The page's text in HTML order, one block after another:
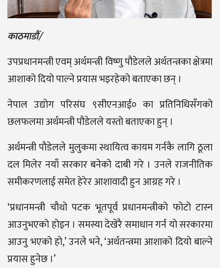
काठमाडौँ/
उपप्रधानमन्त्री एवम् अर्थमन्त्री विष्णु पौडेलले अर्थतन्त्रका क्षेत्रमा
आशाको दियो पाल्ने प्रयास भइरहेको बताएका छन् ।
नेपाल उद्योग परिसंघ ९सीएनआई० का प्रतिनिधिसँगको
छलफलमा अर्थमन्त्री पौडेलले यस्तो बताएका हुन् ।
अर्थमन्त्री पौडेलले मुलुकमा स्थायित्व कायम गर्नकै लागि ठूला
दल मिलेर नयाँ सरकार बनेको दाबी गरे । उनले राजनीतिक
समीकरणलाई समेत हेरेर आशावादी हुन आग्रह गरे ।
‘प्रधानमन्त्री चौथो पटक भूतपूर्व प्रधानमन्त्रीको फोटो टास्न
आउनुभएको होइन । समस्या देखेरै समाधान गर्न यो सरकारमा
आउनु भएको हो,’ उनले भने, ‘अर्थतन्त्रमा आशाको दियो बाल्ने
प्रयास हुनेछ ।’